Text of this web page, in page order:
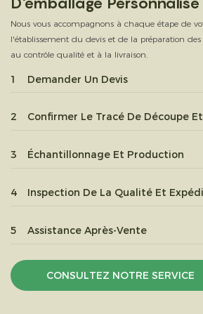
Nous vous accompagnons à chaque étape de
l'établissement du devis et de la préparation
au contrôle qualité et à la livraison.
1 Demander Un Devis
2 Confirmer Le Tracé De Découpe
3 Échantillonnage Et Production
4 Inspection De La Qualité Et
5 Assistance Après-Vente
CONSULTEZ NOTRE SERVICE